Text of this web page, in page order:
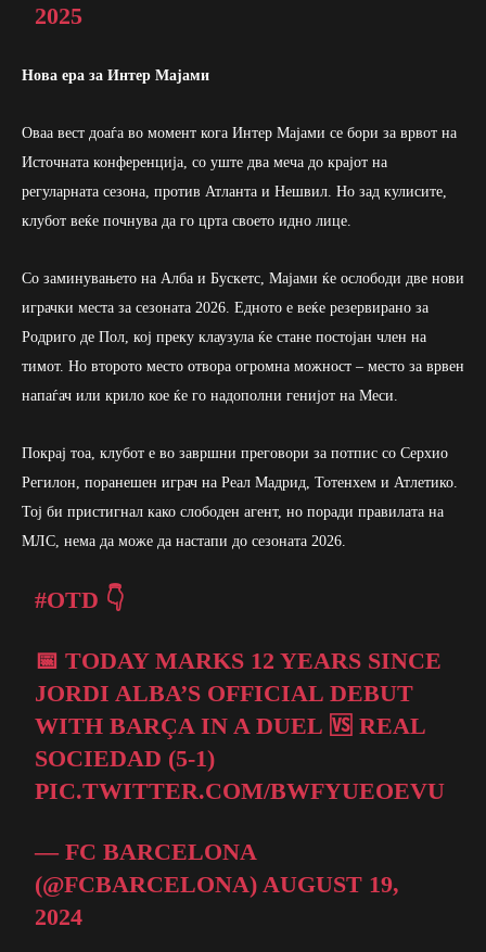
2025
Нова ера за Интер Мајами
Оваа вест доаѓа во момент кога Интер Мајами се бори за врвот на
Источната конференција, со уште два меча до крајот на
регуларната сезона, против Атланта и Нешвил. Но зад кулисите,
клубот веќе почнува да го црта своето идно лице.
Со заминувањето на Алба и Бускетс, Мајами ќе ослободи две нови
играчки места за сезоната 2026. Едното е веќе резервирано за
Родриго де Пол, кој преку клаузула ќе стане постојан член на
тимот. Но второто место отвора огромна можност – место за врвен
напаѓач или крило кое ќе го надополни генијот на Меси.
Покрај тоа, клубот е во завршни преговори за потпис со Серхио
Регилон, поранешен играч на Реал Мадрид, Тотенхем и Атлетико.
Тој би пристигнал како слободен агент, но поради правилата на
МЛС, нема да може да настапи до сезоната 2026.
#OTD 👇
📅 TODAY MARKS 12 YEARS SINCE
JORDI ALBA’S OFFICIAL DEBUT
WITH BARÇA IN A DUEL 🆚 REAL
SOCIEDAD (5-1)
PIC.TWITTER.COM/BWFYUEOEVU
— FC BARCELONA
(@FCBARCELONA) AUGUST 19,
2024